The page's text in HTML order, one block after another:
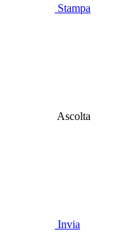
Stampa
Ascolta
Invia